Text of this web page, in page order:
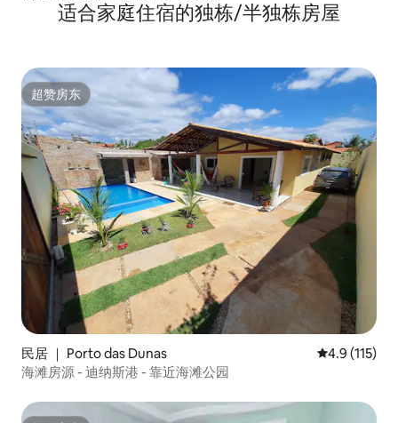
适合家庭住宿的独栋/半独栋房屋
超赞房东
超赞房东
民居 ｜ Porto das Dunas 平均评分 4.9
4.9 (115)
海滩房源 - 迪纳斯港 - 靠近海滩公园